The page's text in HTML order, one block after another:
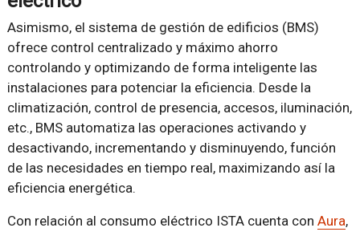
Asimismo, el sistema de gestión de edificios (BMS)
ofrece control centralizado y máximo ahorro
controlando y optimizando de forma inteligente las
instalaciones para potenciar la eficiencia. Desde la
climatización, control de presencia, accesos, iluminación,
etc., BMS automatiza las operaciones activando y
desactivando, incrementando y disminuyendo, función
de las necesidades en tiempo real, maximizando así la
eficiencia energética.
Con relación al consumo eléctrico ISTA cuenta con Aura,